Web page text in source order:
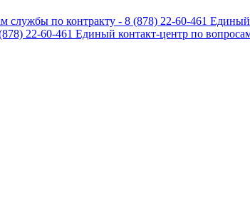
службы по контракту - 8 (878) 22-60-461 Единый
22-60-461 Единый контакт-центр по